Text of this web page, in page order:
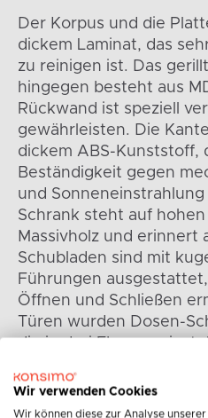
Der Korpus und die
dickem Laminat, das
zu reinigen ist. Das
hingegen besteht aus
Rückwand ist speziell
gewährleisten. Die
dickem ABS-Kunststoff,
Beständigkeit gegen
und
Schrank steht auf
Massivholz und erinnert
Schubladen sind mit
Führungen
Öffnen und Schließen
Türen wurden Dosen-
Wir verwenden Cookies
Wir können diese zur Analyse